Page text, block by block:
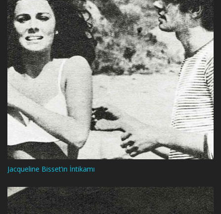
Jacqueline Bisset’ın İntikamı